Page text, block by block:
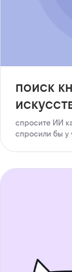
поиск
спросите ИИ
спросили бы у